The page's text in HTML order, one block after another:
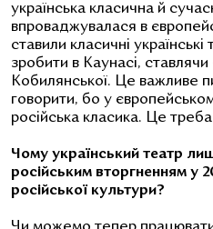
українська класична й
впроваджувалася в
ставили класичні
зробити в Каунасі,
Кобилянської. Це важливе
говорити, бо у
російська класика. Це
Чому український театр
російським вторгненням у
російської культури?